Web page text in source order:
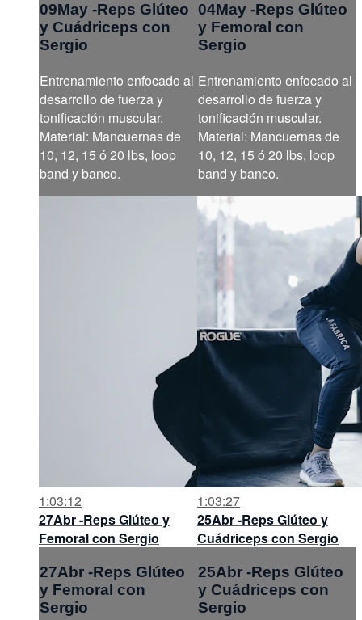
09May -Reps Glúteo
y Cuádriceps con
Sergio
Entrenamiento enfocado al
desarrollo de fuerza y
tonificación muscular.
Material: Mancuernas de
10, 12, 15 ó 20 lbs, loop
band y banco.
04May -Reps Glúteo
y Femoral con
Sergio
Entrenamiento enfocado al
desarrollo de fuerza y
tonificación muscular.
Material: Mancuernas de
10, 12, 15 ó 20 lbs, loop
band y banco.
1:03:12
27Abr -Reps Glúteo y
Femoral con Sergio
27Abr -Reps Glúteo
y Femoral con
Sergio
1:03:27
25Abr -Reps Glúteo y
Cuádriceps con Sergio
25Abr -Reps Glúteo
y Cuádriceps con
Sergio